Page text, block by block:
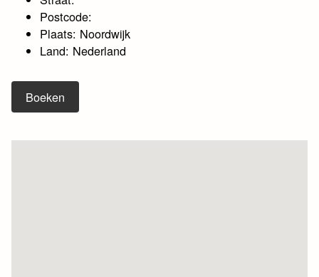
Postcode:
Plaats: Noordwijk
Land: Nederland
Boeken